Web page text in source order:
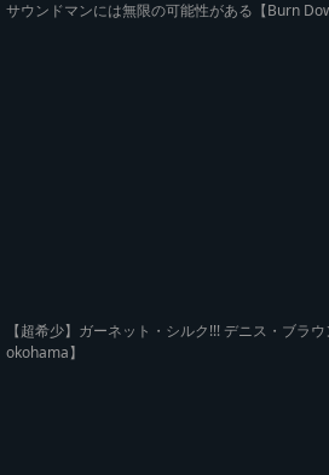
サウンドマンには無限の可能性がある【Burn
【超希少】ガーネット・シルク!!! デニス・ブ
okohama】